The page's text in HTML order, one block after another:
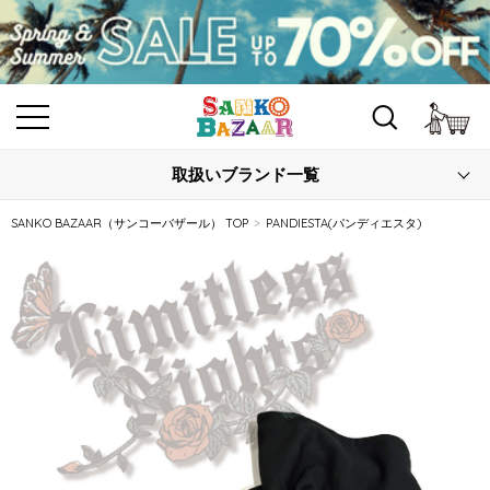
取扱いブランド一覧
SANKO BAZAAR（サンコーバザール） TOP PANDIESTA(パンディエスタ)